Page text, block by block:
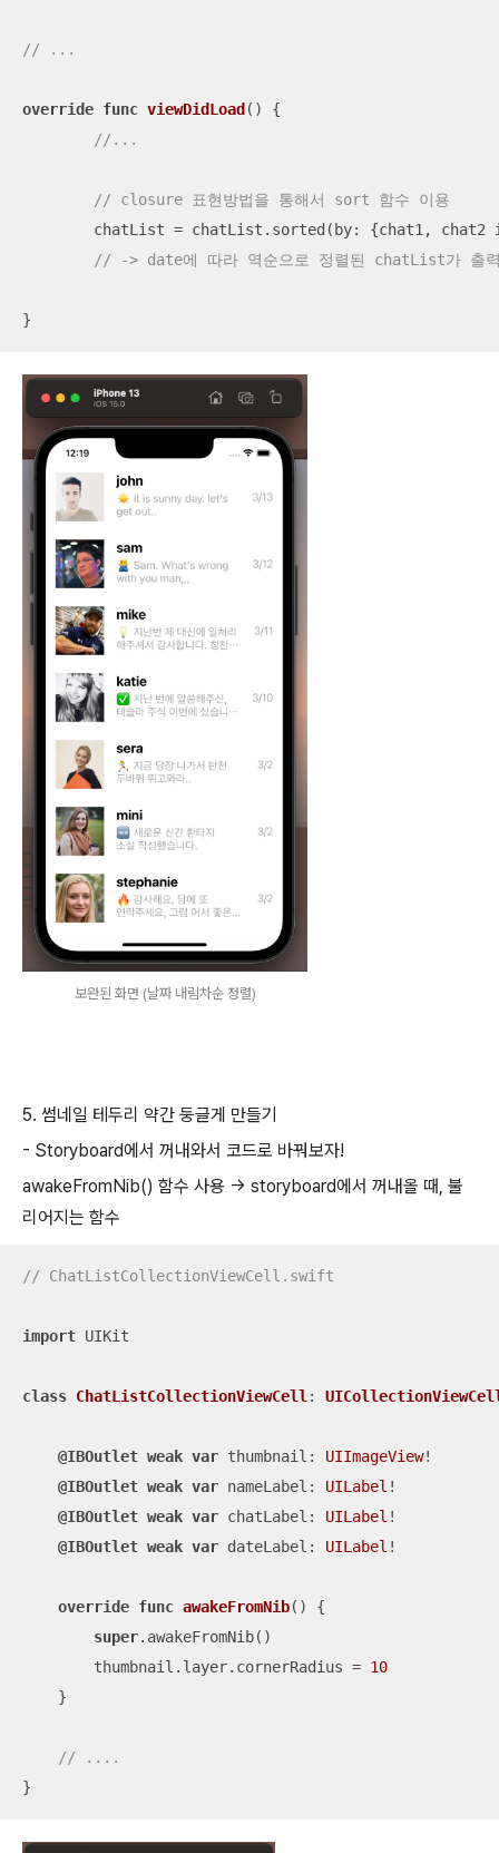
// ...
override func viewDidLoad ()
{
//...
// closure 표현방법을 통해서 sort 함수 이용
        chatList
= chatList.sorted(by: {chat1, chat2
// -> date에 따라 역순으로 정렬된 chatList가 출
}
보완된 화면 (날짜 내림차순 정렬)
5. 썸네일 테두리 약간 둥글게 만들기
- Storyboard에서 꺼내와서 코드로 바꿔보자!
awakeFromNib() 함수 사용 -> storyboard에서 꺼내올 때, 불
리어지는 함수
// ChatListCollectionViewCell.swift
import UIKit
class ChatListCollectionViewCell:
@IBOutlet weak var thumbnail: UIImageView!
@IBOutlet weak var nameLabel: UILabel !
@IBOutlet weak var chatLabel: UILabel !
@IBOutlet weak var dateLabel: UILabel !
override func awakeFromNib()
{
super.awakeFromNib()
        thumbnail.layer.cornerRadius
= 10
    }
// ....
}